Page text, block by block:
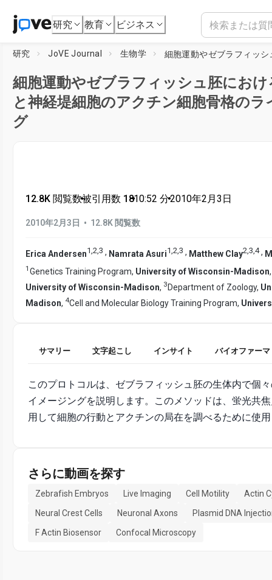
研究 教育 ビジネス
研究 JoVE Journal 生物学
細胞運動やゼブラフィッシュ胚にお
と神経堤細胞のアクチン細胞骨格の
グ
12.8K 閲覧数•被引用数 18•10:52 分•2010年2月3日
2010年2月3日 • 12.8K 閲覧数
Erica Andersen1,2,3 , Namrata Asuri1,2,3 , Matthew Clay2,3,4,
1 Genetics Training Program, University of Wisconsin-Madison
University of Wisconsin-Madison, 3 Department of Zoology,
Madison, 4Cell and Molecular Biology Training Program,
サマリー 文字起こし インサイト バイオファー
このプロトコルは、ゼブラフィッシュ胚の生体内で個
イメージングを説明します。このメソッドは、蛍光共
用して細胞の行動とアクチンの局在を調べるために使
さらに動画を探す
Zebrafish Embryos Live Imaging Cell Motility
Actin
Neural Crest Cells
Neuronal Axons
Plasmid DNA
F Actin Biosensor
Confocal Microscopy